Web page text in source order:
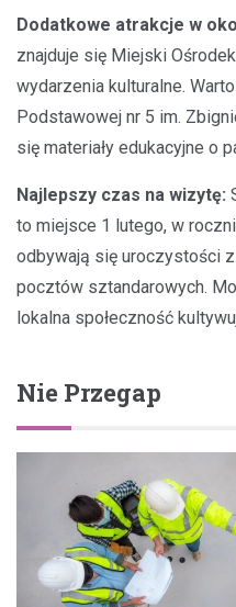
Dodatkowe atrakcje w
znajduje się Miejski
wydarzenia kulturalne.
Podstawowej nr 5 im.
się materiały edukacyjne o
Najlepszy czas na wizytę:
to miejsce 1 lutego, w
odbywają się uroczystości
pocztów sztandarowych.
lokalna społeczność
Nie Przegap